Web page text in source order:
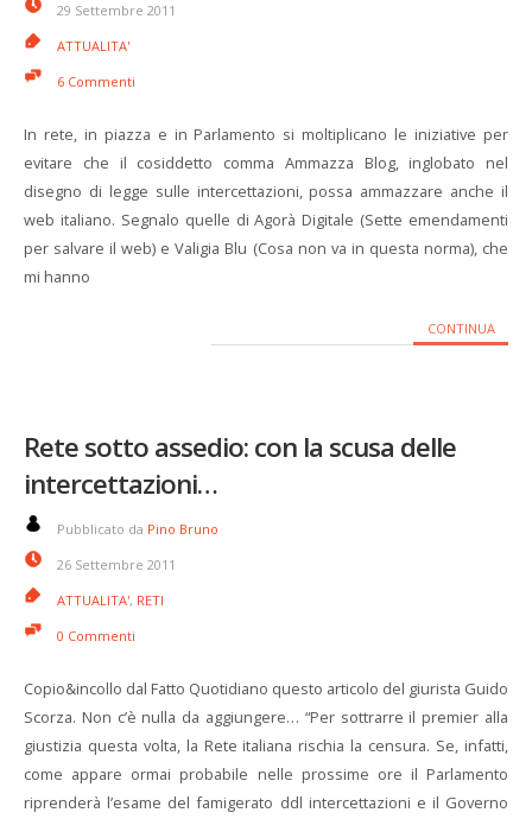
29 Settembre 2011
ATTUALITA'
6 Commenti
In rete, in piazza e in Parlamento si moltiplicano le iniziative per
evitare che il cosiddetto comma Ammazza Blog, inglobato nel
disegno di legge sulle intercettazioni, possa ammazzare anche il
web italiano. Segnalo quelle di Agorà Digitale (Sette emendamenti
per salvare il web) e Valigia Blu (Cosa non va in questa norma), che
mi hanno
CONTINUA
Rete sotto assedio: con la scusa delle
intercettazioni…
Pubblicato da Pino Bruno
26 Settembre 2011
ATTUALITA', RETI
0 Commenti
Copio&incollo dal Fatto Quotidiano questo articolo del giurista Guido
Scorza. Non c’è nulla da aggiungere… “Per sottrarre il premier alla
giustizia questa volta, la Rete italiana rischia la censura. Se, infatti,
come appare ormai probabile nelle prossime ore il Parlamento
riprenderà l’esame del famigerato ddl intercettazioni e il Governo